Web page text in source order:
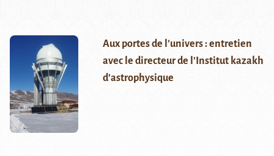
Aux portes de l’univers : entretien
avec le directeur de l’Institut kazakh
d’astrophysique